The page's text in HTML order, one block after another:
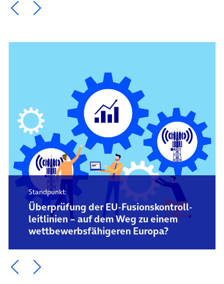
Ein Element zurück blättern
Ein Element weiter blättern
Standpunkt:
Überprüfung der EU-Fusions­kontroll­
leitlinien – auf dem Weg zu einem
wettbewerbs­fähigeren Europa?
Ein Element zurück blättern
Ein Element weiter blättern